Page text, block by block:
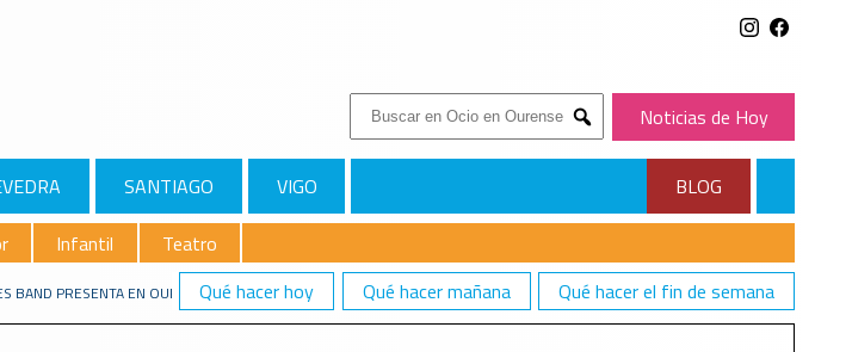
Buscar:
Submit
Noticias de Hoy
SANTIAGO VIGO
BLOG
Infantil
Teatro
Qué hacer hoy
Qué hacer mañana Qué hacer el fin de semana
BAND PRESENTA EN OURENSE “HISTORIAS DE LA CARRETERA”